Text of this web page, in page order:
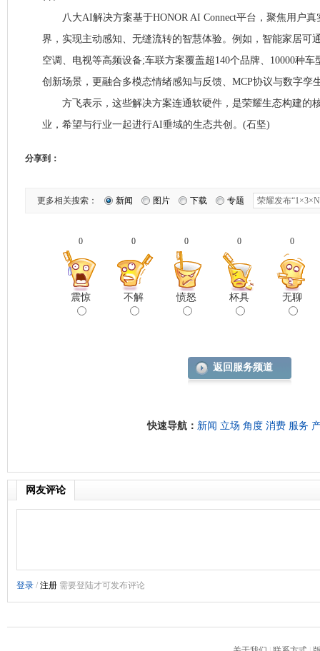
八大AI解决方案基于HONOR AI Connect平台，聚焦用户真
界，实现主动感知、无缝流转的智慧体验。例如，智能家居可
空调、电视等高频设备;车联方案覆盖超140个品牌、10000种
创新场景，更融合多模态情绪感知与反馈、MCP协议与数字孪
方飞表示，这些解决方案连通软硬件，是荣耀生态构建的
业，希望与行业一起进行AI垂域的生态共创。(石坚)
分享到：
更多相关搜索： 新闻 图片 下载 专题
0
震惊
0
不解
0
愤怒
0
杯具
0
无聊
返回服务频道
快速导航： 新闻 立场 角度 消费 服务
网友评论